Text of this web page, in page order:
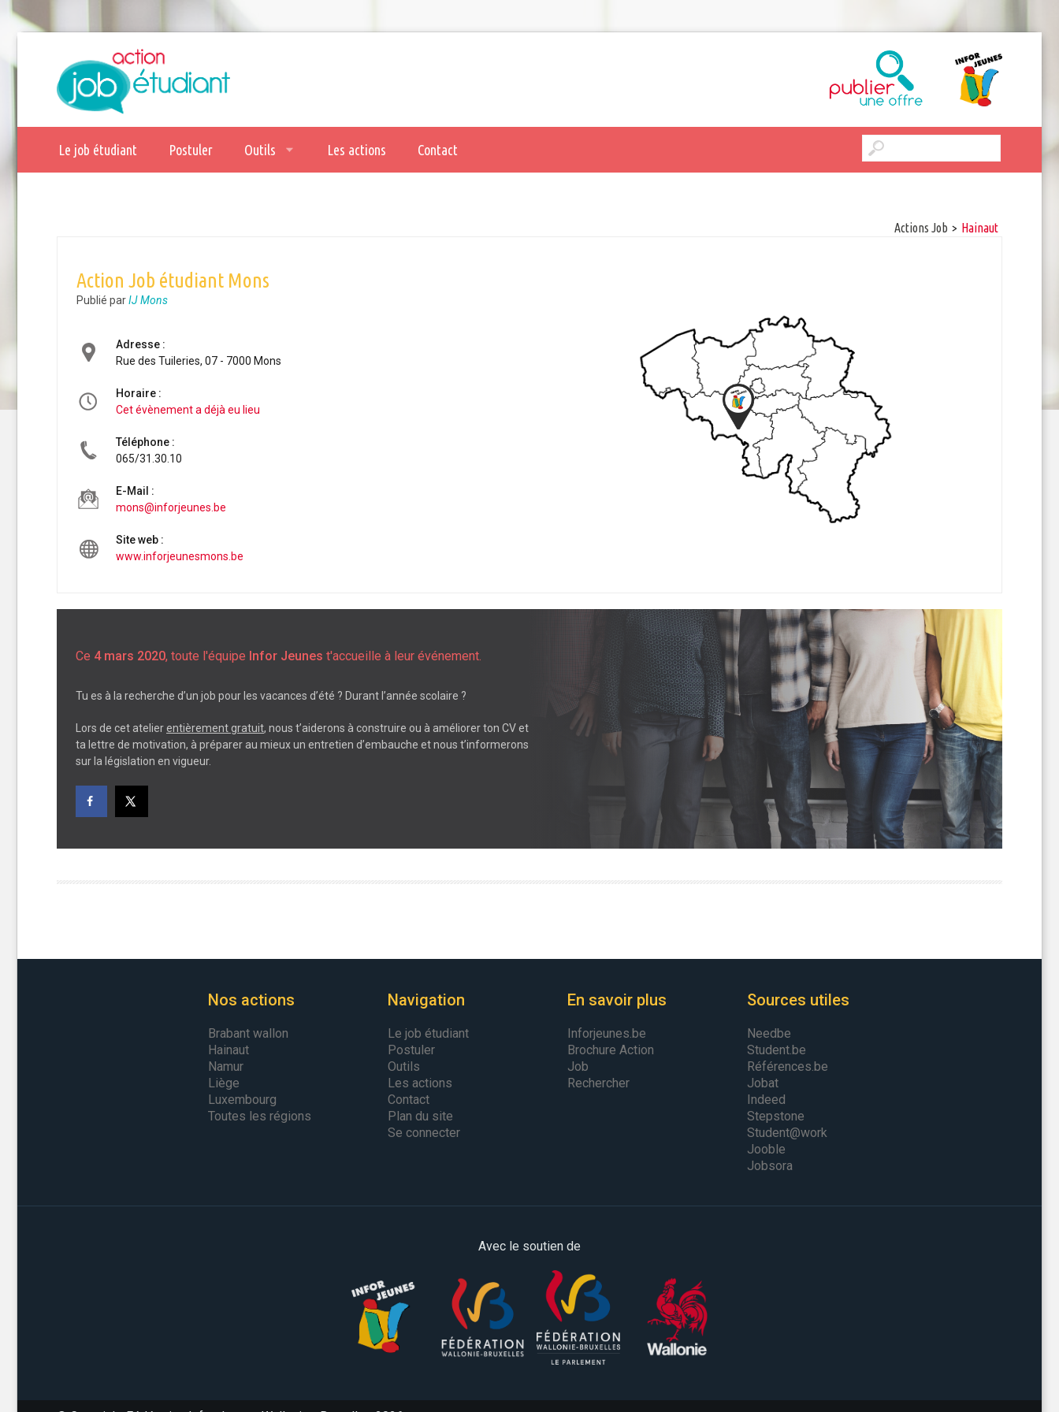
Le job étudiant Postuler Outils Les actions Contact
Actions Job > hainaut
Action Job étudiant Mons
Publié par IJ Mons
Adresse :
Rue des Tuileries, 07 - 7000 Mons
Horaire :
Cet évènement a déjà eu lieu
Téléphone :
065/31.30.10
E-Mail :
mons@inforjeunes.be
Site web :
www.inforjeunesmons.be
Ce 4 mars 2020, toute l'équipe Infor Jeunes t'accueille à leur événement.
Tu es à la recherche d’un job pour les vacances d’été ? Durant l’année scolaire ?
Lors de cet atelierentièrement gratuit, nous t’aiderons à construire ou à améliorer ton CV et
ta lettre de motivation, à préparer au mieux un entretien d’embauche et nous t’informerons
sur la législation en vigueur.
Nos actions
Brabant wallon
Hainaut
Namur
Liège
Luxembourg
Toutes les régions
Navigation
Le job étudiant
Postuler
Outils
Les actions
Contact
Plan du site
Se connecter
En savoir plus
Inforjeunes.be
Brochure Action
Job
Rechercher
Sources utiles
Needbe
Student.be
Références.be
Jobat
Indeed
Stepstone
Student@work
Jooble
Jobsora
Avec le soutien de